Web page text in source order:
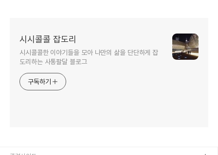
시시콜콜 잡도리
시시콜콜한 이야기들을 모아 나만의 삶을 단단하게 잡
도리하는 사통팔달 블로그
구독하기